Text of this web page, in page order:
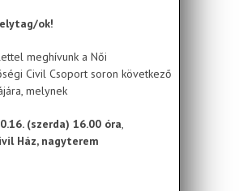
ok!
meghívunk a Női
Civil Csoport soron következő
melynek
(szerda) 16.00 óra,
Ház, nagyterem